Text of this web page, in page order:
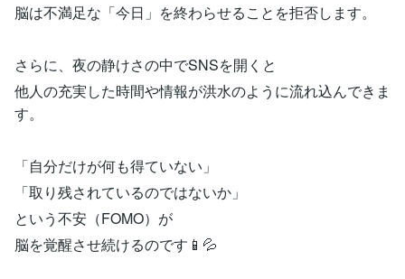
脳は不満足な「今日」を終わらせることを拒否します。
さらに、夜の静けさの中でSNSを開くと
他人の充実した時間や情報が洪水のように流れ込んできま
す。
「自分だけが何も得ていない」
「取り残されているのではないか」
という不安（FOMO）が
脳を覚醒させ続けるのです📱💦